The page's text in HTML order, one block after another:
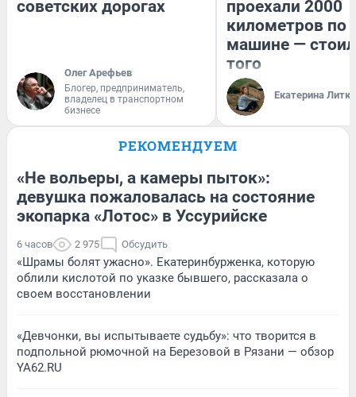
советских дорогах
Олег Арефьев
Блогер, предприниматель,
владелец в транспортном
бизнесе
проехали 2000
километров по
машине —
того
Екатерина
РЕКОМЕНДУЕМ
«Не вольеры, а камеры пыток»:
девушка пожаловалась на состояние
экопарка «Лотос» в Уссурийске
6 часов 2 975 Обсудить
«Шрамы болят ужасно». Екатеринбурженка, которую
облили кислотой по указке бывшего, рассказала о
своем восстановлении
«Девчонки, вы испытываете судьбу»: что творится в
подпольной рюмочной на Березовой в Рязани — обзор
YA62.RU